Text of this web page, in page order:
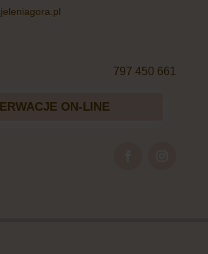
797 450 661
ON-LINE